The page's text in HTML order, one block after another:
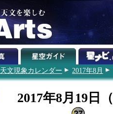
天文現象カレンダー 2017年8月
2017年8月19日